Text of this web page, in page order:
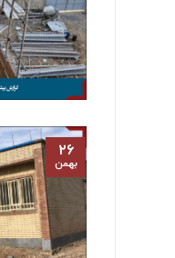
۲۶
بهمن